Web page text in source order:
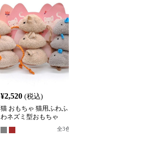
¥2,520 (税込)
猫 おもちゃ 猫用ふわふ
わネズミ型おもちゃ
全3色